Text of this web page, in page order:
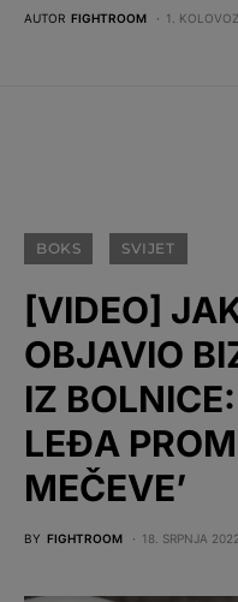
AUTOR FIGHTROOM 1.
BOKS SVIJET
[VIDEO]
OBJAVIO
IZ
LEĐA
MEČEVE’
BY FIGHTROOM 18. SRPNJA